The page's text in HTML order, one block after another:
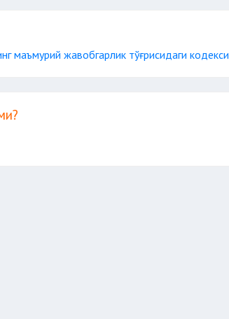
маъмурий жавобгарлик тўғрисидаги кодекси